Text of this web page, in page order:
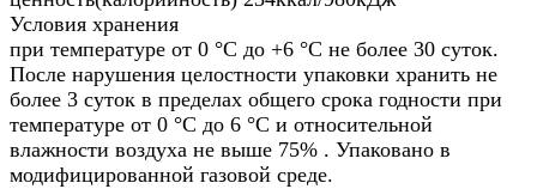
Условия хранения
при температуре от 0 °С до +6 °С не более 30 суток.
После нарушения целостности упаковки хранить не
более 3 суток в пределах общего срока годности при
температуре от 0 °С до 6 °С и относительной
влажности воздуха не выше 75% . Упаковано в
модифицированной газовой среде.